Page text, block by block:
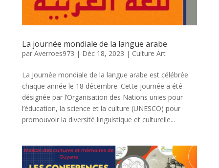
La journée mondiale de la langue arabe
par Averroes973 | Déc 18, 2023 | Culture Art
La Journée mondiale de la langue arabe est célébrée
chaque année le 18 décembre. Cette journée a été
désignée par l’Organisation des Nations unies pour
l’éducation, la science et la culture (UNESCO) pour
promouvoir la diversité linguistique et culturelle...